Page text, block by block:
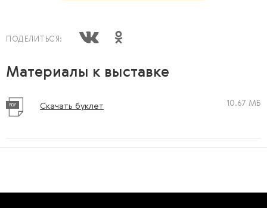
ПОДЕЛИТЬСЯ:
Материалы к выставке
Скачать буклет 10.67 МБ